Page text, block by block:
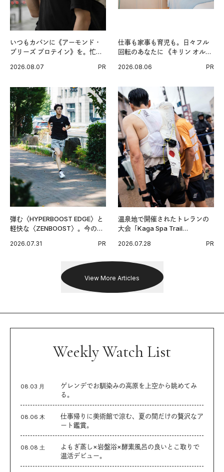
いつもカバンに《アーモンド・
ブリーズ プロテイン》を。忙し
グ習慣。
2026.08.07 PR
仕事も家事も育児も。日々フル
回転のあなたに 《キリン オルニ
2026.08.06 PR
弾む〈HYPERBOOST EDGE〉と
軽快な〈ZENBOOST〉。今の時
出した新機軸。
2026.07.31 PR
温泉地で開催されたトレランの
大会「Kaga Spa Trail
戦を夢見るランナーたちの奮闘
2026.07.28 PR
View More Articles
Weekly Watch List
08.03 月
ゲレンデでお馴染みの高原を上空から眺めてみ
る。
08.06 木
仕事帰りに美術館で涼む、夏の間だけの贅沢なア
ート鑑賞。
08.08 土
よもぎ蒸し×岩盤浴×酵素風呂の良いとこ取りで
温活デビュー。